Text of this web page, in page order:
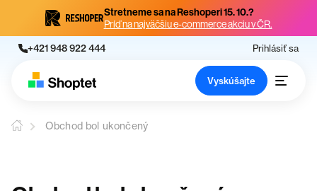
Stretneme sa na Reshoperi 15. 10.?
Príď na najväčšiu e-commerce akciu v ČR.
+421 948 922 444 Prihlásiť sa
Vyskúšajte
Obchod bol ukončený